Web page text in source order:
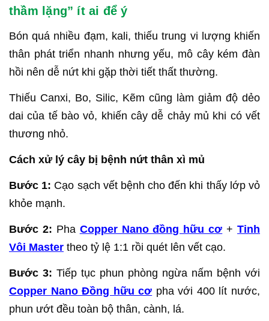
thầm lặng” ít ai để ý
Bón quá nhiều đạm, kali, thiếu trung vi lượng khiến
thân phát triển nhanh nhưng yếu, mô cây kém đàn
hồi nên dễ nứt khi gặp thời tiết thất thường.
Thiếu Canxi, Bo, Silic, Kẽm cũng làm giảm độ dẻo
dai của tế bào vỏ, khiến cây dễ chảy mủ khi có vết
thương nhỏ.
Cách xử lý cây bị bệnh nứt thân xì mủ
Bước 1: Cạo sạch vết bệnh cho đến khi thấy lớp vỏ
khỏe mạnh.
Bước 2: Pha Copper Nano đồng hữu cơ +Tinh
Vôi Master theo tỷ lệ 1:1 rồi quét lên vết cạo.
Bước 3: Tiếp tục phun phòng ngừa nấm bệnh với
Copper Nano Đồng hữu cơ pha với 400 lít nước,
phun ướt đều toàn bộ thân, cành, lá.